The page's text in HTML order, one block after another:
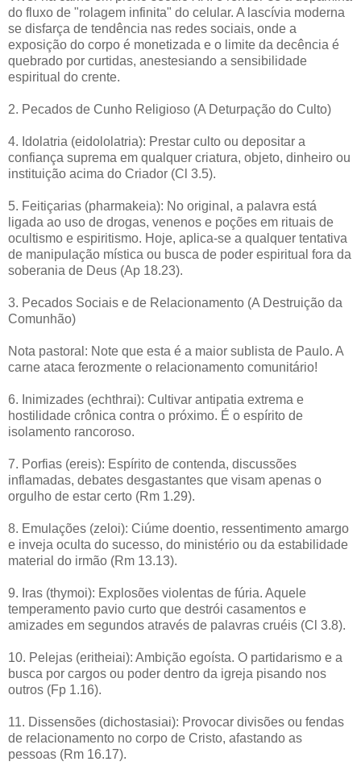
do fluxo de "rolagem infinita" do celular. A lascívia moderna
se disfarça de tendência nas redes sociais, onde a
exposição do corpo é monetizada e o limite da decência é
quebrado por curtidas, anestesiando a sensibilidade
espiritual do crente.
2. Pecados de Cunho Religioso (A Deturpação do Culto)
4. Idolatria (eidololatria): Prestar culto ou depositar a
confiança suprema em qualquer criatura, objeto, dinheiro ou
instituição acima do Criador (Cl 3.5).
5. Feitiçarias (pharmakeia): No original, a palavra está
ligada ao uso de drogas, venenos e poções em rituais de
ocultismo e espiritismo. Hoje, aplica-se a qualquer tentativa
de manipulação mística ou busca de poder espiritual fora da
soberania de Deus (Ap 18.23).
3. Pecados Sociais e de Relacionamento (A Destruição da
Comunhão)
Nota pastoral: Note que esta é a maior sublista de Paulo. A
carne ataca ferozmente o relacionamento comunitário!
6. Inimizades (echthrai): Cultivar antipatia extrema e
hostilidade crônica contra o próximo. É o espírito de
isolamento rancoroso.
7. Porfias (ereis): Espírito de contenda, discussões
inflamadas, debates desgastantes que visam apenas o
orgulho de estar certo (Rm 1.29).
8. Emulações (zeloi): Ciúme doentio, ressentimento amargo
e inveja oculta do sucesso, do ministério ou da estabilidade
material do irmão (Rm 13.13).
9. Iras (thymoi): Explosões violentas de fúria. Aquele
temperamento pavio curto que destrói casamentos e
amizades em segundos através de palavras cruéis (Cl 3.8).
10. Pelejas (eritheiai): Ambição egoísta. O partidarismo e a
busca por cargos ou poder dentro da igreja pisando nos
outros (Fp 1.16).
11. Dissensões (dichostasiai): Provocar divisões ou fendas
de relacionamento no corpo de Cristo, afastando as
pessoas (Rm 16.17).